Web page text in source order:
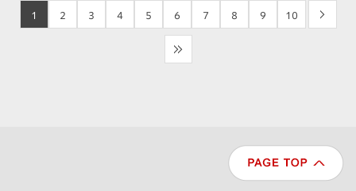
1 2 3 4 5 6 7 8 9 10 >
>>